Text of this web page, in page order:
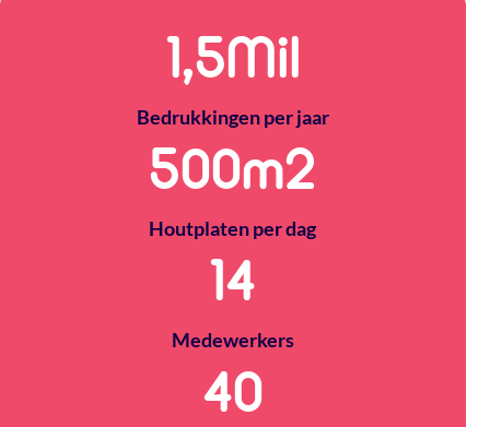
1,5Mil
Bedrukkingen per jaar
500m2
Houtplaten per dag
14
Medewerkers
40